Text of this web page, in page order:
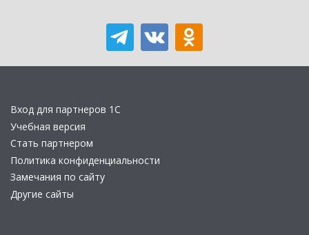
Вход для партнеров 1С
Учебная версия
Стать партнером
Политика конфиденциальности
Замечания по сайту
Другие сайты